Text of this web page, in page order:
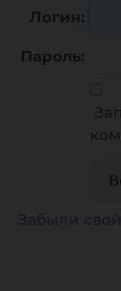
Логин:
Пароль:
Забыли